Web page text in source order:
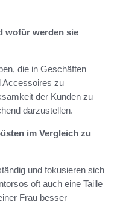
wofür werden sie
die in Geschäften
Accessoires zu
der Kunden zu
darzustellen.
im Vergleich zu
und fokusieren sich
oft auch eine Taille
Frau besser